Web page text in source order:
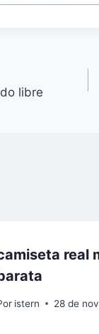
libre
real
istern 28 de